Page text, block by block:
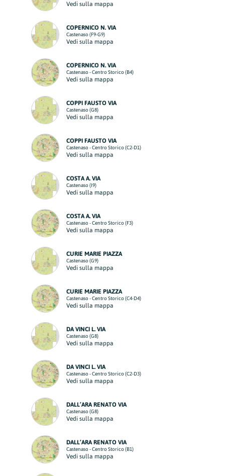
Vedi sulla mappa
COPERNICO N. VIA
Castenaso (F9-G9)
Vedi sulla mappa
COPERNICO N. VIA
Castenaso - Centro Storico (B4)
Vedi sulla mappa
COPPI FAUSTO VIA
Castenaso (G8)
Vedi sulla mappa
COPPI FAUSTO VIA
Castenaso - Centro Storico (C2-D1)
Vedi sulla mappa
COSTA A. VIA
Castenaso (I9)
Vedi sulla mappa
COSTA A. VIA
Castenaso - Centro Storico (F3)
Vedi sulla mappa
CURIE MARIE PIAZZA
Castenaso (G9)
Vedi sulla mappa
CURIE MARIE PIAZZA
Castenaso - Centro Storico (C4-D4)
Vedi sulla mappa
DA VINCI L. VIA
Castenaso (G8)
Vedi sulla mappa
DA VINCI L. VIA
Castenaso - Centro Storico (C2-D3)
Vedi sulla mappa
DALL’ARA RENATO VIA
Castenaso (G8)
Vedi sulla mappa
DALL’ARA RENATO VIA
Castenaso - Centro Storico (B1)
Vedi sulla mappa